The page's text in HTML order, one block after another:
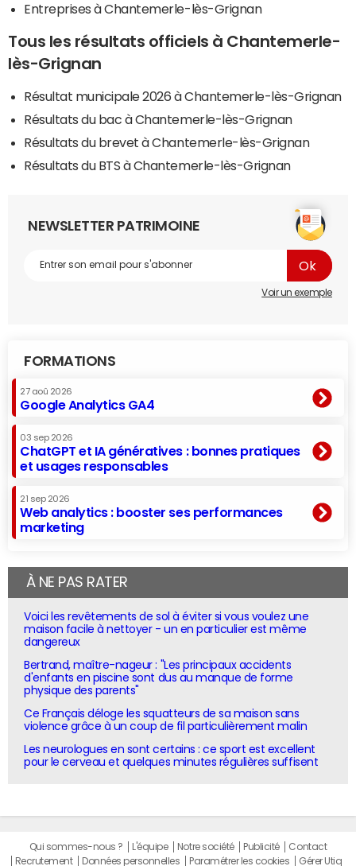
Entreprises à Chantemerle-lès-Grignan
Tous les résultats officiels à Chantemerle-
lès-Grignan
Résultat municipale 2026 à Chantemerle-lès-Grignan
Résultats du bac à Chantemerle-lès-Grignan
Résultats du brevet à Chantemerle-lès-Grignan
Résultats du BTS à Chantemerle-lès-Grignan
NEWSLETTER PATRIMOINE
Voir un exemple
FORMATIONS
27 aoû 2026
Google Analytics GA4
03 sep 2026
ChatGPT et IA génératives : bonnes pratiques
et usages responsables
21 sep 2026
Web analytics : booster ses performances
marketing
À NE PAS RATER
Voici les revêtements de sol à éviter si vous voulez une
maison facile à nettoyer - un en particulier est même
dangereux
Bertrand, maître-nageur : "Les principaux accidents
d'enfants en piscine sont dus au manque de forme
physique des parents"
Ce Français déloge les squatteurs de sa maison sans
violence grâce à un coup de fil particulièrement malin
Les neurologues en sont certains : ce sport est excellent
pour le cerveau et quelques minutes régulières suffisent
Qui sommes-nous ? L'équipe Notre société Publicité
Contact
Recrutement
Données personnelles Paramétrer les cookies Gérer Utiq